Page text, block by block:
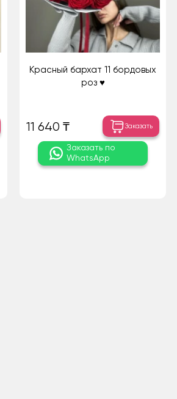
Красный бархат 11 бордовых
роз ♥️
11 640 ₸ Заказать
Заказать по
WhatsApp